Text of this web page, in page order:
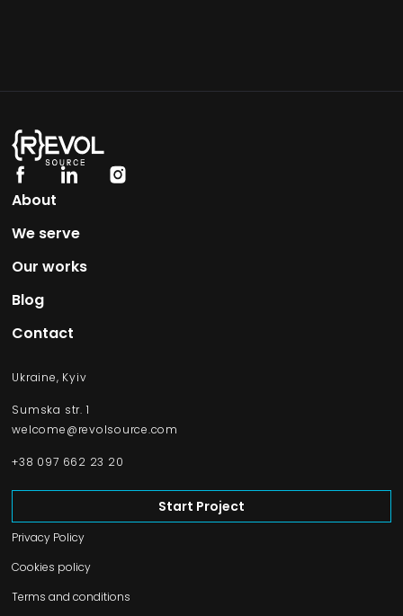
About
We serve
Our works​
Blog
Contact
Ukraine, Kyiv
Sumska str. 1
welcome@revolsource.com
+38 097 662 23 20
Start Project
Privacy Policy
Cookies policy
Terms and conditions